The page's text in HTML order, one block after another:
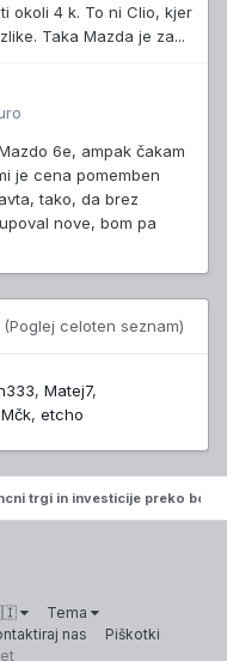
okoli 4 k. To ni Clio, kjer
Taka Mazda je za...
6e, ampak čakam
je cena pomemben
tako, da brez
nove, bom pa
(Poglej celoten seznam)
Matej7
etcho
trgi in investicije preko
Tema
nas Piškotki